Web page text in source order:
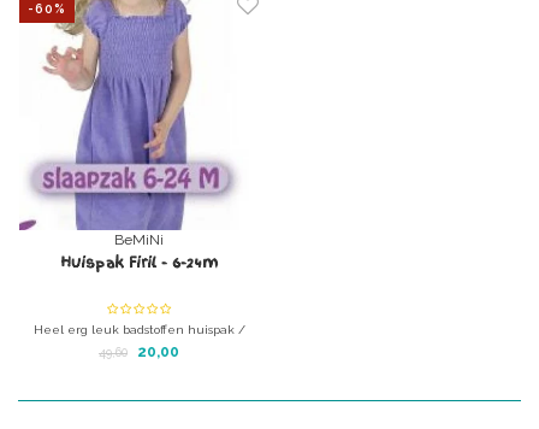
-60%
BeMiNi
Huispak Firil - 6-24m
Heel erg leuk badstoffen huispak /
slaapzak voor peuters tot ongeveer 3
49,60 20,00